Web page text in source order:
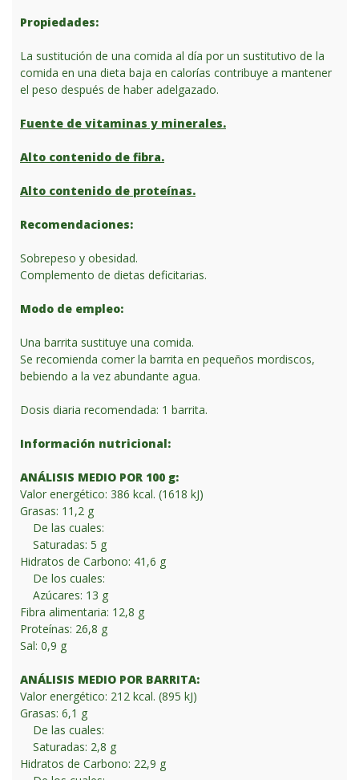
Propiedades:
La sustitución de una comida al día por un sustitutivo de la
comida en una dieta baja en calorías contribuye a mantener
el peso después de haber adelgazado.
Fuente de vitaminas y minerales.
Alto contenido de fibra.
Alto contenido de proteínas.
Recomendaciones:
Sobrepeso y obesidad.
Complemento de dietas deficitarias.
Modo de empleo:
Una barrita sustituye una comida.
Se recomienda comer la barrita en pequeños mordiscos,
bebiendo a la vez abundante agua.
Dosis diaria recomendada: 1 barrita.
Información nutricional:
ANÁLISIS MEDIO POR 100 g:
Valor energético: 386 kcal. (1618 kJ)
Grasas: 11,2 g
De las cuales:
Saturadas: 5 g
Hidratos de Carbono: 41,6 g
De los cuales:
Azúcares: 13 g
Fibra alimentaria: 12,8 g
Proteínas: 26,8 g
Sal: 0,9 g
ANÁLISIS MEDIO POR BARRITA:
Valor energético: 212 kcal. (895 kJ)
Grasas: 6,1 g
De las cuales:
Saturadas: 2,8 g
Hidratos de Carbono: 22,9 g